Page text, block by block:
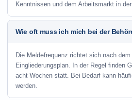
Kenntnissen und dem Arbeitsmarkt in
Wie oft muss ich mich bei der
Die Meldefrequenz richtet sich nach
Eingliederungsplan. In der Regel finden
acht Wochen statt. Bei Bedarf kann
werden.